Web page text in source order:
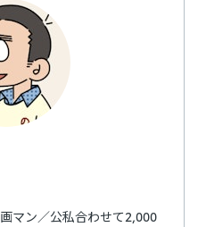
マン／公私合わせて2,000